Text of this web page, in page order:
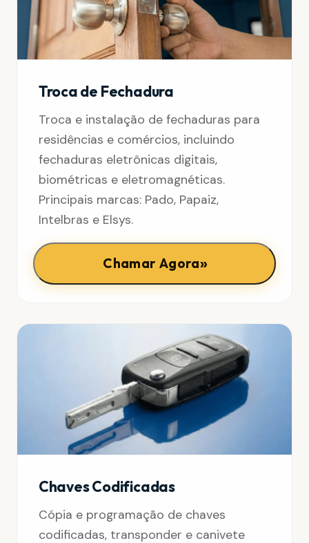
Troca de Fechadura
Troca e instalação de fechaduras para
residências e comércios, incluindo
fechaduras eletrônicas digitais,
biométricas e eletromagnéticas.
Principais marcas: Pado, Papaiz,
Intelbras e Elsys.
Chamar Agora»
Chaves Codificadas
Cópia e programação de chaves
codificadas, transponder e canivete